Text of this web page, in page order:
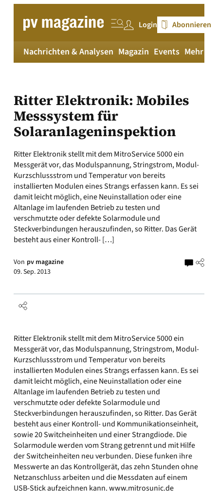
springen
Login Abonnieren
Nachrichten & Analysen Magazin Events Mehr
Ritter Elektronik: Mobiles
Messsystem für
Solaranlageninspektion
Ritter Elektronik stellt mit dem MitroService 5000 ein
Messgerät vor, das Modulspannung, Stringstrom, Modul-
Kurzschlussstrom und Temperatur von bereits
installierten Modulen eines Strangs erfassen kann. Es sei
damit leicht möglich, eine Neuinstallation oder eine
Altanlage im laufenden Betrieb zu testen und
verschmutzte oder defekte Solarmodule und
Steckverbindungen herauszufinden, so Ritter. Das Gerät
besteht aus einer Kontroll- […]
Von pv magazine
09. Sep. 2013
Ritter Elektronik stellt mit dem MitroService 5000 ein
Messgerät vor, das Modulspannung, Stringstrom, Modul-
Kurzschlussstrom und Temperatur von bereits
installierten Modulen eines Strangs erfassen kann. Es sei
damit leicht möglich, eine Neuinstallation oder eine
Altanlage im laufenden Betrieb zu testen und
verschmutzte oder defekte Solarmodule und
Steckverbindungen herauszufinden, so Ritter. Das Gerät
besteht aus einer Kontroll- und Kommunikationseinheit,
sowie 20 Switcheinheiten und einer Strangdiode. Die
Solarmodule werden vom Strang getrennt und mit Hilfe
der Switcheinheiten neu verbunden. Diese funken ihre
Messwerte an das Kontrollgerät, das zehn Stunden ohne
Netzanschluss arbeiten und die Messdaten auf einem
USB-Stick aufzeichnen kann.www.mitrosunic.de